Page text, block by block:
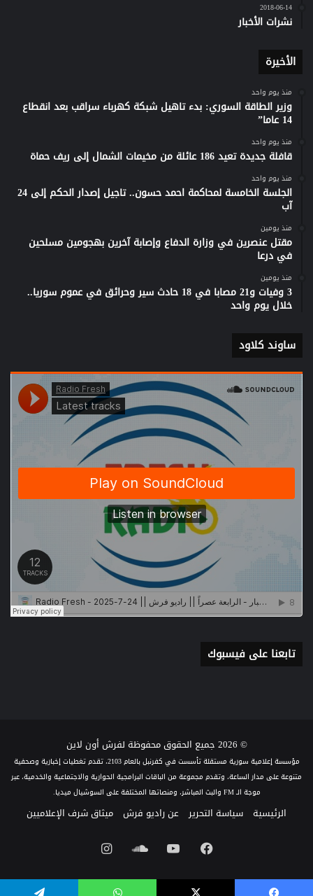
2018-06-14
نشرات الأخبار
الأخيرة
منذ يوم واحد
وزير الطاقة السوري: بدء تاهيل شبكة كهرباء سراقب بعد انقطاع
14 عاما”
منذ يوم واحد
قافلة جديدة تعيد 186 عائلة من مخيمات الشمال إلى ريف حماة
منذ يوم واحد
الجلسة الخامسة لمحاكمة احمد حسون.. تاجيل إصدار الحكم إلى 24
آب
منذ يومين
مقتل عنصرين في وزارة الدفاع وإصابة آخرين بهجومين مسلحين
في درعا
منذ يومين
3 وفيات و21 مصابا في 18 حادث سير وحرائق في عموم سوريا..
خلال يوم واحد
ساوند كلاود
تابعنا على فيسبوك
© 2026 جميع الحقوق محفوظة لفرش أون لاين
مؤسسة إعلامية سورية مستقلة تأسست في كفرنبل بالعام 2103، تقدم تغطيات إخبارية وصحفية
متنوعة على مدار الساعة، وتقدم مجموعة من الباقات البرامجية الحوارية والاجتماعية والخدمية، عبر
موجة الـ FM والبث المباشر، ومنصاتها المختلفة على السوشيال ميديا.
الرئيسية سياسة التحرير عن راديو فرش ميثاق شرف الإعلاميين
فيسبوكيوتيوبساوند
كلاود
انستقرام